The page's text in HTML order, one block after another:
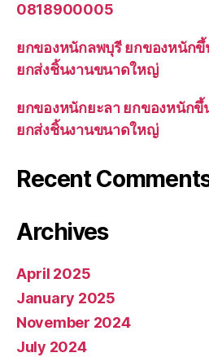
0818900005
ยกของหนักลพบุรี ยกของหนัก
ยกส่งชิ้นงานขนาดใหญ่
ยกของหนักยะลา ยกของหนักขึ้
ยกส่งชิ้นงานขนาดใหญ่
Recent
Archives
April 2025
January 2025
November 2024
July 2024